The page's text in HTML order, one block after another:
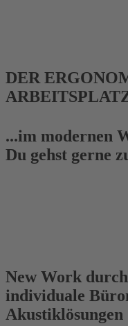
DER
...im modernen
Du gehst gerne
New Work
individuale
Akustiklösungen